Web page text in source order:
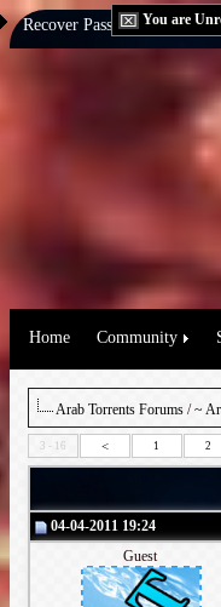
You are
Recover Password:via
Home Community
Arab Torrents Forums /~
3 - 16 < 1 2
04-04-2011 19:24
Guest